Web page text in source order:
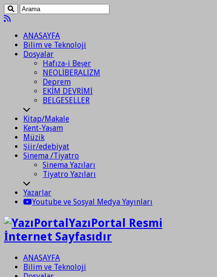
ANASAYFA
Bilim ve Teknoloji
Dosyalar
Hafıza-i Beşer
NEOLİBERALİZM
Deprem
EKİM DEVRİMİ
BELGESELLER
Kitap/Makale
Kent-Yaşam
Müzik
Şiir/edebiyat
Sinema /Tiyatro
Sinema Yazıları
Tiyatro Yazıları
Yazarlar
Youtube ve Sosyal Medya Yayınları
YazıPortal Resmi
İnternet Sayfasıdır
ANASAYFA
Bilim ve Teknoloji